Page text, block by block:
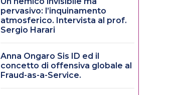
pervasivo: l’inquinamento
atmosferico. Intervista al prof.
Sergio Harari
Anna Ongaro Sis ID ed il
concetto di offensiva globale al
Fraud-as-a-Service.